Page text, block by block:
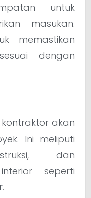
untuk
masukan.
memastikan
dengan
akan
Ini meliputi
dan
seperti